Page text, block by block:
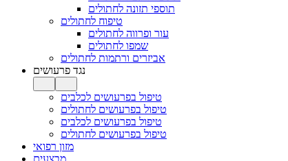
תוספי תזונה לחתולים
טיפוח לחתולים
עור ופרווה לחתולים
שמפו לחתולים
אביזרים ורתמות לחתולים
נגד פרעושים
טיפול בפרעושים לכלבים
טיפול בפרעושים לחתולים
טיפול בפרעושים לכלבים
טיפול בפרעושים לחתולים
מזון רפואי
מבצעים